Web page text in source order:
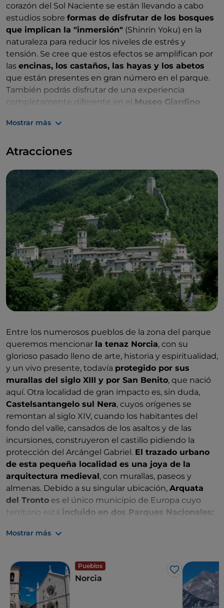
corazón del Sol Naciente se están llevando a cabo
estudios sobre formas de disfrutar de los bosques
que implican la "inmersión" (Shinrin Yoku) en la
naturaleza para reducir los niveles de estrés y
tensión. Se cree que estos efectos se amplifican por
las encinas, los castaños, las hayas y los abetos
que están presentes en gran número en el parque.
También podrás disfrutar de una experiencia
completamente diferente en el Museo Giardino
de la corta vida de estos frágiles y hermosos insectos,
también es una parada imprescindible para conocer
entre los que se encuentran libros y pergaminos
antiguos, son el testimonio de laestrechísima
relación entre el paisaje y el tejido urbano.
Mostrar más
Atracciones
Entre los numerosos pueblos de la zona del parque
queremos mencionar la tenaz Norcia, con su
glorioso pasado lleno de arte, historia y espiritualidad,
y un vivo presente, todavía protegido por sus
murallas del siglo XIII y por San Benito, que nació
aquí. Otra localidad de gran impacto es, sin duda,
Castelsantangelo sul Nera, cuyos orígenes se
remontan al siglo XIV, cuando los habitantes del
fondo del valle, cansados de los asaltos y de las
incursiones, construyeron el castillo pidiendo la
protección del Arcángel Gabriel. El trazado urbano
de esta pequeña localidad es una joya de la
arquitectura medieval , con murallas, paseos y
almenas. Debido a su singular ubicación, Arquata
del Tronto es el único municipio de Europa cuyo
territorio está incluido en dos Parques Nacionales:
Sasso y Montes della Laga
Mostrar más
Pueblos
Me gusta
Norcia